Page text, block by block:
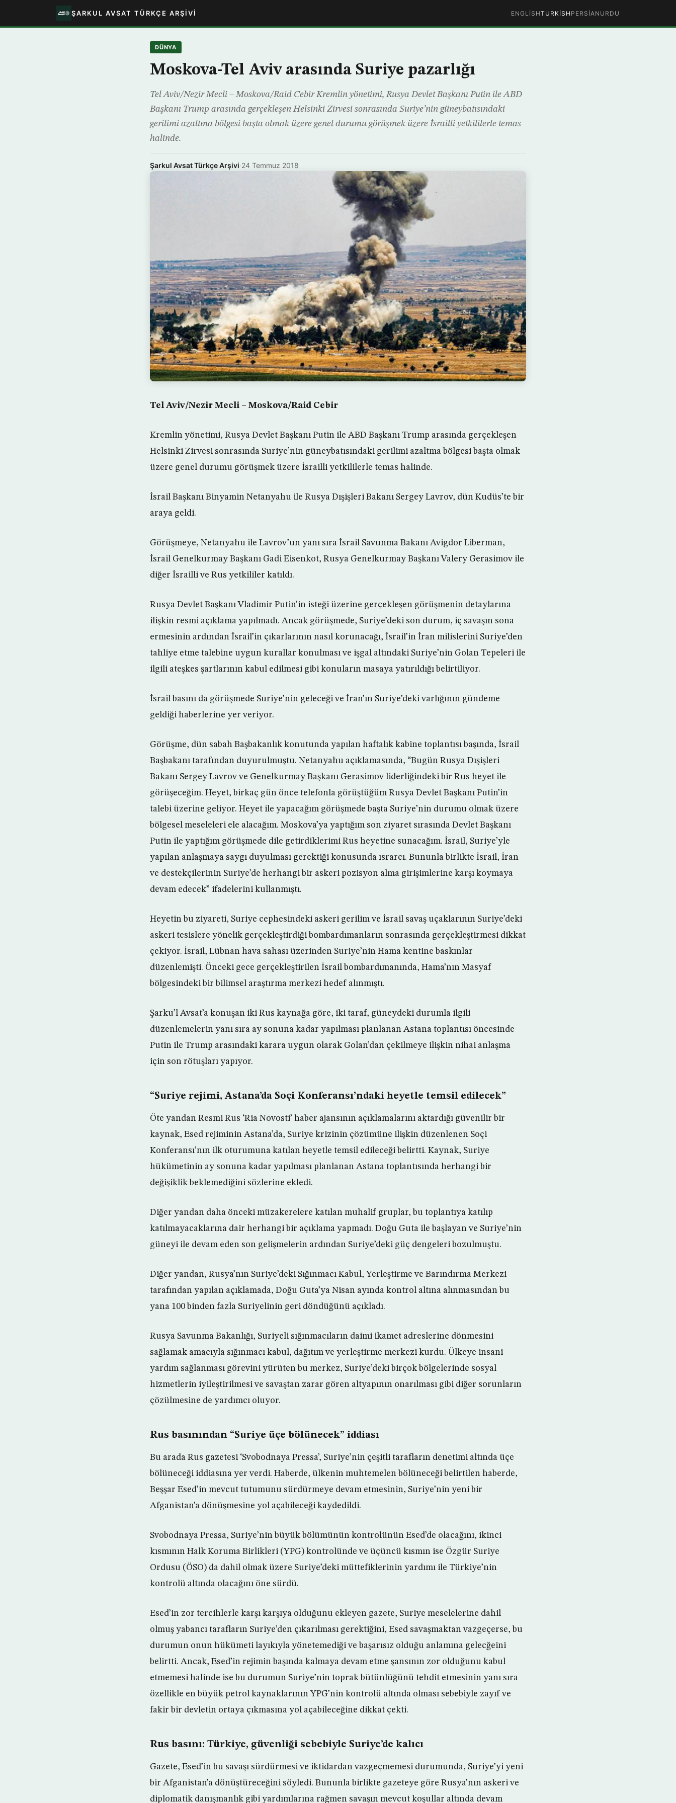
ŞARKUL AVSAT TÜRKÇE ARŞIVI ENGLISHTURKISH PERSIAN URDU
DÜNYA
Moskova-Tel Aviv arasında Suriye pazarlığı
Tel Aviv/Nezir Mecli – Moskova/Raid Cebir Kremlin yönetimi, Rusya Devlet Başkanı Putin ile ABD
Başkanı Trump arasında gerçekleşen Helsinki Zirvesi sonrasında Suriye’nin güneybatısındaki
gerilimi azaltma bölgesi başta olmak üzere genel durumu görüşmek üzere İsrailli yetkililerle temas
halinde.
Şarkul Avsat Türkçe Arşivi·24 Temmuz 2018
Tel Aviv/Nezir Mecli – Moskova/Raid Cebir
Kremlin yönetimi, Rusya Devlet Başkanı Putin ile ABD Başkanı Trump arasında gerçekleşen
Helsinki Zirvesi sonrasında Suriye’nin güneybatısındaki gerilimi azaltma bölgesi başta olmak
üzere genel durumu görüşmek üzere İsrailli yetkililerle temas halinde.
İsrail Başkanı Binyamin Netanyahu ile Rusya Dışişleri Bakanı Sergey Lavrov, dün Kudüs’te bir
araya geldi.
Görüşmeye, Netanyahu ile Lavrov’un yanı sıra İsrail Savunma Bakanı Avigdor Liberman,
İsrail Genelkurmay Başkanı Gadi Eisenkot, Rusya Genelkurmay Başkanı Valery Gerasimov ile
diğer İsrailli ve Rus yetkililer katıldı.
Rusya Devlet Başkanı Vladimir Putin’in isteği üzerine gerçekleşen görüşmenin detaylarına
ilişkin resmi açıklama yapılmadı. Ancak görüşmede, Suriye’deki son durum, iç savaşın sona
ermesinin ardından İsrail’in çıkarlarının nasıl korunacağı, İsrail’in İran milislerini Suriye’den
tahliye etme talebine uygun kurallar konulması ve işgal altındaki Suriye’nin Golan Tepeleri ile
ilgili ateşkes şartlarının kabul edilmesi gibi konuların masaya yatırıldığı belirtiliyor.
İsrail basını da görüşmede Suriye’nin geleceği ve İran’ın Suriye’deki varlığının gündeme
geldiği haberlerine yer veriyor.
Görüşme, dün sabah Başbakanlık konutunda yapılan haftalık kabine toplantısı başında, İsrail
Başbakanı tarafından duyurulmuştu. Netanyahu açıklamasında, “Bugün Rusya Dışişleri
Bakanı Sergey Lavrov ve Genelkurmay Başkanı Gerasimov liderliğindeki bir Rus heyet ile
görüşeceğim. Heyet, birkaç gün önce telefonla görüştüğüm Rusya Devlet Başkanı Putin’in
talebi üzerine geliyor. Heyet ile yapacağım görüşmede başta Suriye’nin durumu olmak üzere
bölgesel meseleleri ele alacağım. Moskova’ya yaptığım son ziyaret sırasında Devlet Başkanı
Putin ile yaptığım görüşmede dile getirdiklerimi Rus heyetine sunacağım. İsrail, Suriye’yle
yapılan anlaşmaya saygı duyulması gerektiği konusunda ısrarcı. Bununla birlikte İsrail, İran
ve destekçilerinin Suriye’de herhangi bir askeri pozisyon alma girişimlerine karşı koymaya
devam edecek” ifadelerini kullanmıştı.
Heyetin bu ziyareti, Suriye cephesindeki askeri gerilim ve İsrail savaş uçaklarının Suriye’deki
askeri tesislere yönelik gerçekleştirdiği bombardımanların sonrasında gerçekleştirmesi dikkat
çekiyor. İsrail, Lübnan hava sahası üzerinden Suriye’nin Hama kentine baskınlar
düzenlemişti. Önceki gece gerçekleştirilen İsrail bombardımanında, Hama’nın Masyaf
bölgesindeki bir bilimsel araştırma merkezi hedef alınmıştı.
Şarku’l Avsat’a konuşan iki Rus kaynağa göre, iki taraf, güneydeki durumla ilgili
düzenlemelerin yanı sıra ay sonuna kadar yapılması planlanan Astana toplantısı öncesinde
Putin ile Trump arasındaki karara uygun olarak Golan’dan çekilmeye ilişkin nihai anlaşma
için son rötuşları yapıyor.
“Suriye rejimi, Astana’da Soçi Konferansı’ndaki heyetle temsil edilecek”
Öte yandan Resmi Rus ‘Ria Novosti’ haber ajansının açıklamalarını aktardığı güvenilir bir
kaynak, Esed rejiminin Astana’da, Suriye krizinin çözümüne ilişkin düzenlenen Soçi
Konferansı’nın ilk oturumuna katılan heyetle temsil edileceği belirtti. Kaynak, Suriye
hükümetinin ay sonuna kadar yapılması planlanan Astana toplantısında herhangi bir
değişiklik beklemediğini sözlerine ekledi.
Diğer yandan daha önceki müzakerelere katılan muhalif gruplar, bu toplantıya katılıp
katılmayacaklarına dair herhangi bir açıklama yapmadı. Doğu Guta ile başlayan ve Suriye’nin
güneyi ile devam eden son gelişmelerin ardından Suriye’deki güç dengeleri bozulmuştu.
Diğer yandan, Rusya’nın Suriye’deki Sığınmacı Kabul, Yerleştirme ve Barındırma Merkezi
tarafından yapılan açıklamada, Doğu Guta’ya Nisan ayında kontrol altına alınmasından bu
yana 100 binden fazla Suriyelinin geri döndüğünü açıkladı.
Rusya Savunma Bakanlığı, Suriyeli sığınmacıların daimi ikamet adreslerine dönmesini
sağlamak amacıyla sığınmacı kabul, dağıtım ve yerleştirme merkezi kurdu. Ülkeye insani
yardım sağlanması görevini yürüten bu merkez, Suriye’deki birçok bölgelerinde sosyal
hizmetlerin iyileştirilmesi ve savaştan zarar gören altyapının onarılması gibi diğer sorunların
çözülmesine de yardımcı oluyor.
Rus basınından “Suriye üçe bölünecek” iddiası
Bu arada Rus gazetesi ‘Svobodnaya Pressa’, Suriye’nin çeşitli tarafların denetimi altında üçe
bölüneceği iddiasına yer verdi. Haberde, ülkenin muhtemelen bölüneceği belirtilen haberde,
Beşşar Esed’in mevcut tutumunu sürdürmeye devam etmesinin, Suriye’nin yeni bir
Afganistan’a dönüşmesine yol açabileceği kaydedildi.
Svobodnaya Pressa, Suriye’nin büyük bölümünün kontrolünün Esed’de olacağını, ikinci
kısmının Halk Koruma Birlikleri (YPG) kontrolünde ve üçüncü kısmın ise Özgür Suriye
Ordusu (ÖSO) da dahil olmak üzere Suriye’deki müttefiklerinin yardımı ile Türkiye’nin
kontrolü altında olacağını öne sürdü.
Esed’in zor tercihlerle karşı karşıya olduğunu ekleyen gazete, Suriye meselelerine dahil
olmuş yabancı tarafların Suriye’den çıkarılması gerektiğini, Esed savaşmaktan vazgeçerse, bu
durumun onun hükümeti layıkıyla yönetemediği ve başarısız olduğu anlamına gelecğeini
belirtti. Ancak, Esed’in rejimin başında kalmaya devam etme şansının zor olduğunu kabul
etmemesi halinde ise bu durumun Suriye’nin toprak bütünlüğünü tehdit etmesinin yanı sıra
özellikle en büyük petrol kaynaklarının YPG’nin kontrolü altında olması sebebiyle zayıf ve
fakir bir devletin ortaya çıkmasına yol açabileceğine dikkat çekti.
Rus basını: Türkiye, güvenliği sebebiyle Suriye’de kalıcı
Gazete, Esed’in bu savaşı sürdürmesi ve iktidardan vazgeçmemesi durumunda, Suriye’yi yeni
bir Afganistan’a dönüştüreceğini söyledi. Bununla birlikte gazeteye göre Rusya’nın askeri ve
diplomatik danışmanlık gibi yardımlarına rağmen savaşın mevcut koşullar altında devam